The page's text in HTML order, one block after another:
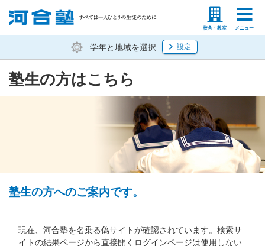
校舎・教室 メニュー
塾生の方 高等学校の先生
学年と地域を選択 設定
塾生の方はこちら
塾生の方へのご案内です。
現在、河合塾を名乗る偽サイトが確認されています。検索サ
イトの結果ページから直接開くログインページは使用しない